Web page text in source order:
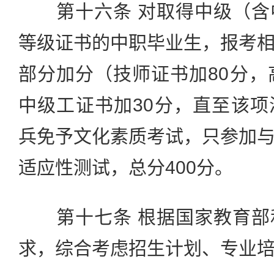
第十六条 对取得中级（含
等级证书的中职毕业生，报考
部分加分（技师证书加80分
中级工证书加30分，直至该
兵免予文化素质考试，只参加
适应性测试，总分400分。
第十七条 根据国家教育部
求，综合考虑招生计划、专业